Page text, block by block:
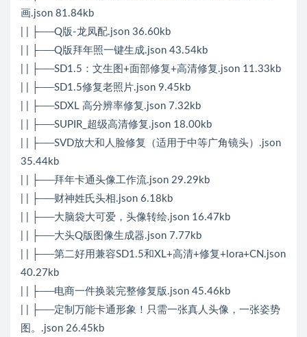
画.json 81.84kb
| | ├──Q版-龙凤配.json 36.60kb
| | ├──Q版拜年照一键生成.json 43.54kb
| | ├──SD1.5：文生图+面部修复+高清修复.json 11.33kb
| | ├──SD1.5修复老照片.json 9.45kb
| | ├──SDXL 高分辨率修复.json 7.32kb
| | ├──SUPIR_超级高清修复.json 18.00kb
| | ├──SVD放大和人脸修复（适用于中等广角镜头）.json
35.44kb
| | ├──拜年卡通头像工作流.json 29.29kb
| | ├──财神姓氏头相.json 6.18kb
| | ├──大脑袋大可爱，头像转绘.json 16.47kb
| | ├──大头Q版图像生成器.json 7.77kb
| | ├──第二好用兼容SD1.5和XL+高清+修复+lora+CN.json
40.27kb
| | ├──电商一件换装完整修复版.json 45.46kb
| | ├──定制万能卡通形象！只需一张真人头像，一张姿势
图。.json 26.45kb